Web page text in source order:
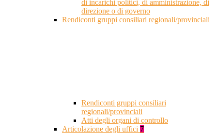
di incarichi politici, di amministrazione, di
direzione o di governo
Rendiconti gruppi consiliari regionali/provinciali
Rendiconti gruppi consiliari
regionali/provinciali
Atti degli organi di controllo
Articolazione degli uffici 7